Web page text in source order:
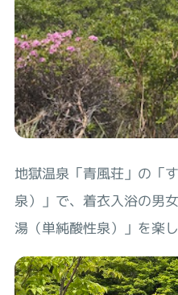
地獄温泉「青風荘」の「
泉）」で、着衣入浴の男
湯（単純酸性泉）」を楽